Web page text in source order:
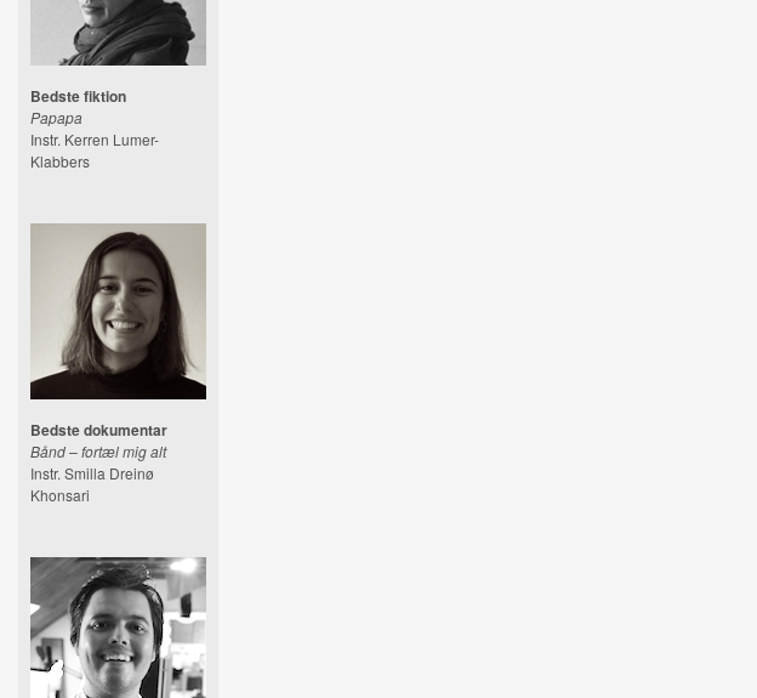
Bedste fiktion
Papapa
Instr. Kerren Lumer-
Klabbers
Bedste dokumentar
Bånd – fortæl mig alt
Instr. Smilla Dreinø
Khonsari